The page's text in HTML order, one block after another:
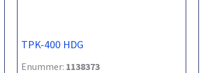
TPK-400 HDG
Enummer: 1138373